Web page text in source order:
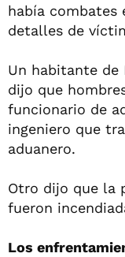
había combates
detalles de
Un habitante de
dijo que
funcionario de
ingeniero que
aduanero.
Otro dijo que la
fueron
Los